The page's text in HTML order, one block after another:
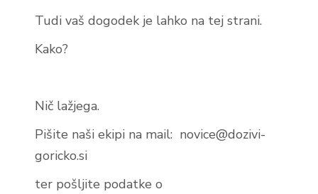
Tudi vaš dogodek je lahko na tej strani.
Kako?
Nič lažjega.
Pišite naši ekipi na mail: novice@dozivi-
goricko.si
ter pošljite podatke o